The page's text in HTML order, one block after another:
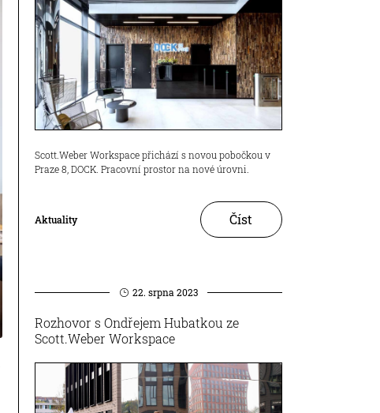
Scott.Weber Workspace přichází s novou pobočkou v
Praze 8, DOCK. Pracovní prostor na nové úrovni.
Aktuality Číst
22. srpna 2023
Rozhovor s Ondřejem Hubatkou ze
Scott.Weber Workspace